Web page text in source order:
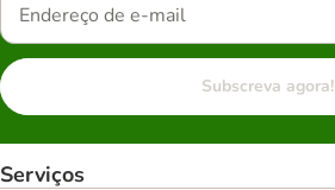
Subscreva agora!
Serviços